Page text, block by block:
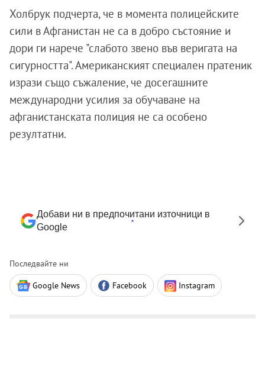
Холбрук подчерта, че в момента полицейските
сили в Афганистан не са в добро състояние и
дори ги нарече "слабото звено във веригата на
сигурността". Американският специален пратеник
изрази също съжаление, че досегашните
международни усилия за обучаване на
афганистанската полиция не са особено
резултатни.
Добави ни в предпочитани източници в
Google
Последвайте ни
Google News Facebook Instagram